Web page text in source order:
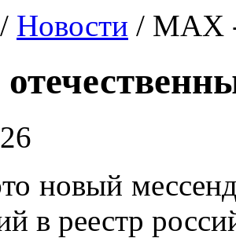
/ Новости / MAX
новый
в реестр